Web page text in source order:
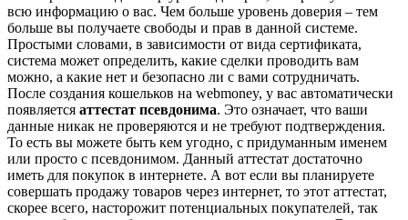
всю информацию о вас. Чем больше уровень доверия – тем
больше вы получаете свободы и прав в данной системе.
Простыми словами, в зависимости от вида сертификата,
система может определить, какие сделки проводить вам
можно, а какие нет и безопасно ли с вами сотрудничать.
После создания кошельков на webmoney, у вас автоматически
появляется аттестат псевдонима. Это означает, что ваши
данные никак не проверяются и не требуют подтверждения.
То есть вы можете быть кем угодно, с придуманным именем
или просто с псевдонимом. Данный аттестат достаточно
иметь для покупок в интернете. А вот если вы планируете
совершать продажу товаров через интернет, то этот аттестат,
скорее всего, насторожит потенциальных покупателей, так